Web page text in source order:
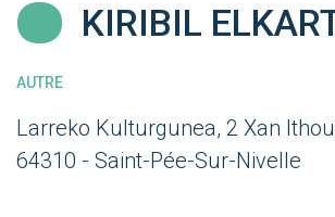
KIRIBIL
AUTRE
Larreko Kulturgunea, 2 Xan
64310 - Saint-Pée-Sur-Nivelle